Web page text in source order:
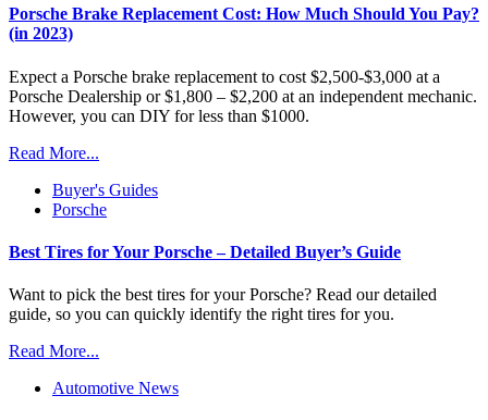
Porsche Brake Replacement Cost: How Much Should You Pay?
(in 2023)
Expect a Porsche brake replacement to cost $2,500-$3,000 at a
Porsche Dealership or $1,800 – $2,200 at an independent mechanic.
However, you can DIY for less than $1000.
Read More...
Buyer's Guides
Porsche
Best Tires for Your Porsche – Detailed Buyer’s Guide
Want to pick the best tires for your Porsche? Read our detailed
guide, so you can quickly identify the right tires for you.
Read More...
Automotive News